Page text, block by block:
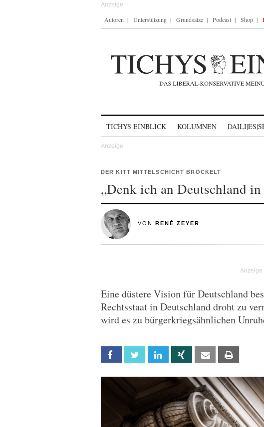
Autoren Unterstützung Grundsätze Podcast Shop
TICHYS EINBLICK KOLUMNEN
DER KITT MITTELSCHICHT BRÖCKELT
„Denk ich an Deutschland in
VON RENÉ ZEYER
Eine düstere Vision für Deutschland
Rechtsstaat in Deutschland droht zu
wird es zu bürgerkriegsähnlichen
Facebook Twitter Linkedin Xing Email